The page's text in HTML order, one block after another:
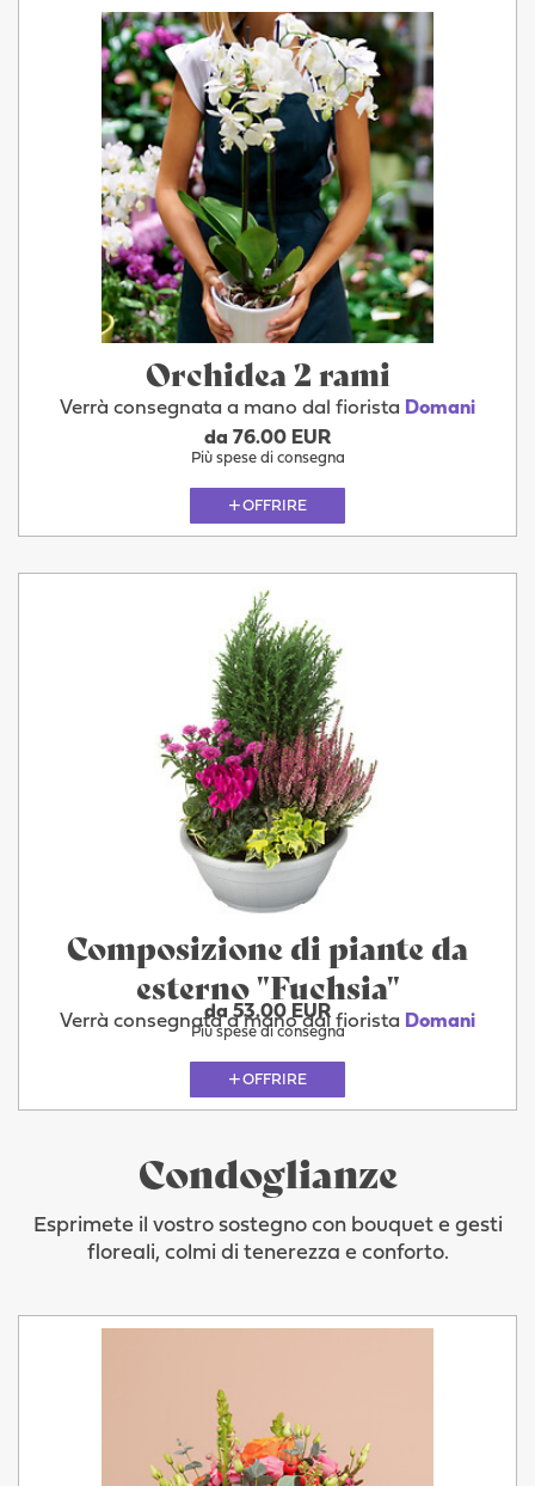
Orchidea 2 rami
Verrà consegnata a mano dal fiorista Domani
da 76.00 EUR
Più spese di consegna
OFFRIRE
Composizione di piante da
esterno "Fuchsia"
Verrà consegnata a mano dal fiorista Domani
da 53.00 EUR
Più spese di consegna
OFFRIRE
Condoglianze
Esprimete il vostro sostegno con bouquet e gesti
floreali, colmi di tenerezza e conforto.